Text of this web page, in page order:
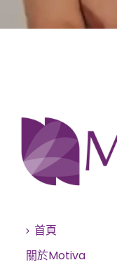
首頁
關於Motiva